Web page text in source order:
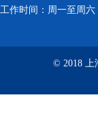
工作时间：周一至周六
© 2018 上